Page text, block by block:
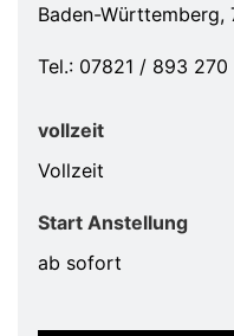
Baden-Württemberg,
Tel.: 07821 / 893 270
vollzeit
Vollzeit
Start Anstellung
ab sofort